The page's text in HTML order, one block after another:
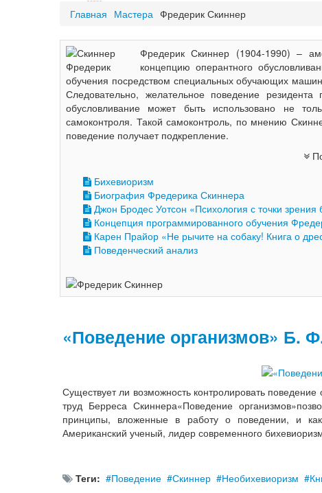
Главная Мастера Фредерик Скиннер
Фредерик Скиннер (1904-1990) –
концепцию оперантного
обучения посредством специальных обучающих
Следовательно, желательное поведение
обусловливание может быть использовано не
самоконтроля. Такой самоконтроль, по мнению
поведение получает подкрепление.
Бихевиоризм
Биография Фредерика Скиннера
Джон Бродес Уотсон «Психология с точки зрения
Концепция программированного обучения
Карен Прайор «Не рычите на собаку! Книга о
Поведенческий анализ
«Поведение организмов» Б.
Существует ли возможность контролировать
труд Берреса Скиннера«Поведение
принципы, вложенные в работу о поведении, и
Американский ученый, лидер современного
Теги: Поведение Скиннер Необихевиоризм